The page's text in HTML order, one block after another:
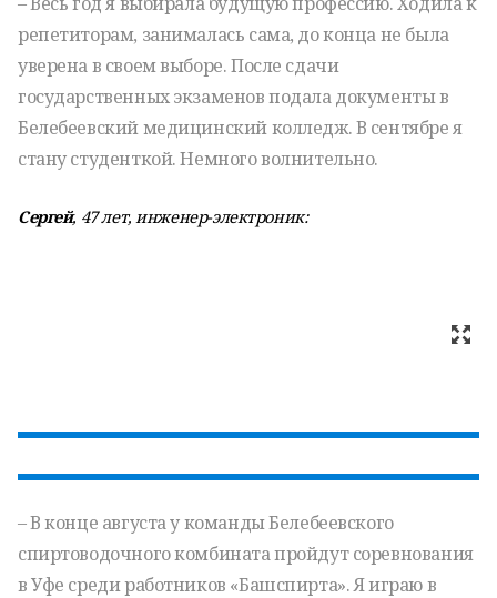
репетиторам, занималась сама, до конца не была
уверена в своем выборе. После сдачи
государственных экзаменов подала документы в
Белебеевский медицинский колледж. В сентябре я
стану студенткой. Немного волнительно.
Сергей, 47 лет, инженер-электроник:
– В конце августа у команды Белебеевского
спиртоводочного комбината пройдут соревнования
в Уфе среди работников «Башспирта». Я играю в